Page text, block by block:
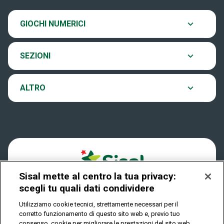
GIOCHI NUMERICI
Eurojackpot
VinciCasa
Play Your Date
SEZIONI
Ultima estrazione
Archivio estrazioni
Verifica vincite
ALTRO
Contatti
Notifiche
Privacy
Sisal mette al centro la tua privacy:
scegli tu quali dati condividere
Utilizziamo cookie tecnici, strettamente necessari per il
corretto funzionamento di questo sito web e, previo tuo